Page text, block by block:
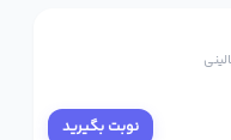
نوبت بگیرید